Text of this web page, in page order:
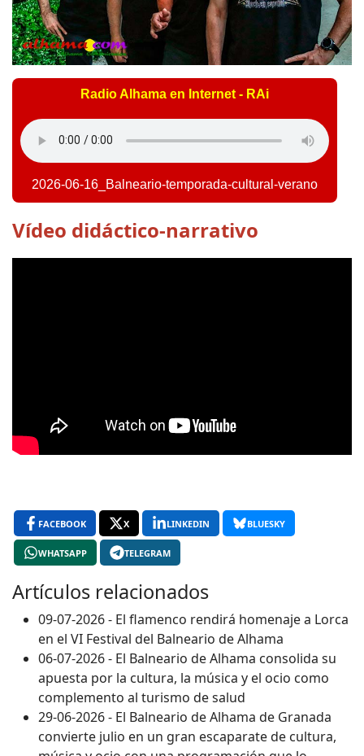
Radio Alhama en Internet - RAi
2026-06-16_Balneario-temporada-cultural-verano
Vídeo didáctico-narrativo
FACEBOOK X LINKEDIN BLUESKY
WHATSAPP TELEGRAM
Artículos relacionados
09-07-2026 - El flamenco rendirá homenaje a Lorca
en el VI Festival del Balneario de Alhama
06-07-2026 - El Balneario de Alhama consolida su
apuesta por la cultura, la música y el ocio como
complemento al turismo de salud
29-06-2026 - El Balneario de Alhama de Granada
convierte julio en un gran escaparate de cultura,